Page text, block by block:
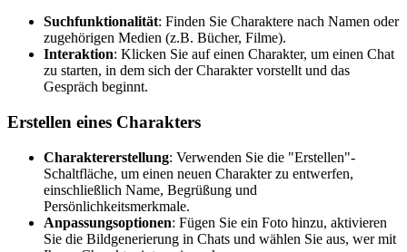
Suchfunktionalität: Finden Sie Charaktere nach Namen oder
zugehörigen Medien (z.B. Bücher, Filme).
Interaktion: Klicken Sie auf einen Charakter, um einen Chat
zu starten, in dem sich der Charakter vorstellt und das
Gespräch beginnt.
Erstellen eines Charakters
Charaktererstellung: Verwenden Sie die "Erstellen"-
Schaltfläche, um einen neuen Charakter zu entwerfen,
einschließlich Name, Begrüßung und
Persönlichkeitsmerkmale.
Anpassungsoptionen: Fügen Sie ein Foto hinzu, aktivieren
Sie die Bildgenerierung in Chats und wählen Sie aus, wer mit